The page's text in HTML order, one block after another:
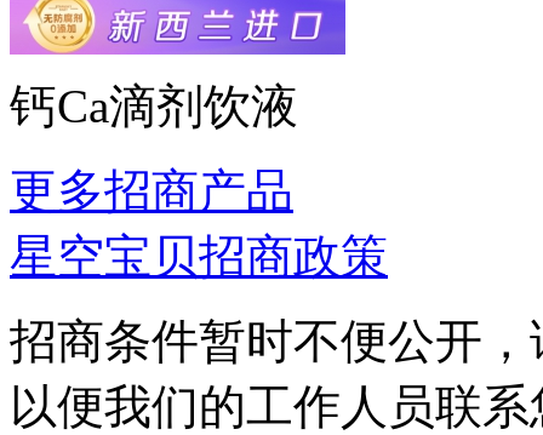
钙Ca滴剂饮液
更多招商产品
星空宝贝招商政策
招商条件暂时不便公开
以便我们的工作人员联